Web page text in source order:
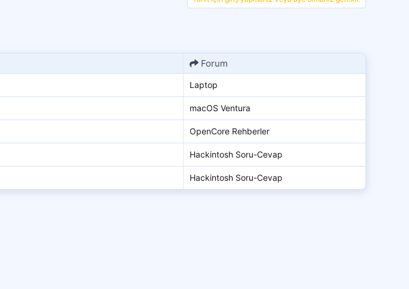
Forum
Laptop
macOS Ventura
OpenCore Rehberler
Hackintosh Soru-Cevap
Hackintosh Soru-Cevap